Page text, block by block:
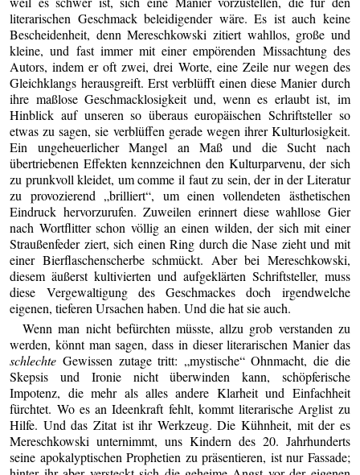
literarischen Geschmack beleidigender wäre. Es ist auch keine
Bescheidenheit, denn Mereschkowski zitiert wahllos, große und
kleine, und fast immer mit einer empörenden Missachtung des
Autors, indem er oft zwei, drei Worte, eine Zeile nur wegen des
Gleichklangs herausgreift. Erst verblüfft einen diese Manier durch
ihre maßlose Geschmacklosigkeit und, wenn es erlaubt ist, im
Hinblick auf unseren so überaus europäischen Schriftsteller so
etwas zu sagen, sie verblüffen gerade wegen ihrer Kulturlosigkeit.
Ein ungeheuerlicher Mangel an Maß und die Sucht nach
übertriebenen Effekten kennzeichnen den Kulturparvenu, der sich
zu prunkvoll kleidet, um comme il faut zu sein, der in der Literatur
zu provozierend „brilliert“, um einen vollendeten ästhetischen
Eindruck hervorzurufen. Zuweilen erinnert diese wahllose Gier
nach Wortflitter schon völlig an einen wilden, der sich mit einer
Straußenfeder ziert, sich einen Ring durch die Nase zieht und mit
einer Bierflaschenscherbe schmückt. Aber bei Mereschkowski,
diesem äußerst kultivierten und aufgeklärten Schriftsteller, muss
diese Vergewaltigung des Geschmackes doch irgendwelche
eigenen, tieferen Ursachen haben. Und die hat sie auch.
Wenn man nicht befürchten müsste, allzu grob verstanden zu
werden, könnt man sagen, dass in dieser literarischen Manier das
schlechte Gewissen zutage tritt: „mystische“ Ohnmacht, die die
Skepsis und Ironie nicht überwinden kann, schöpferische
Impotenz, die mehr als alles andere Klarheit und Einfachheit
fürchtet. Wo es an Ideenkraft fehlt, kommt literarische Arglist zu
Hilfe. Und das Zitat ist ihr Werkzeug. Die Kühnheit, mit der es
Mereschkowski unternimmt, uns Kindern des 20. Jahrhunderts
seine apokalyptischen Prophetien zu präsentieren, ist nur Fassade;